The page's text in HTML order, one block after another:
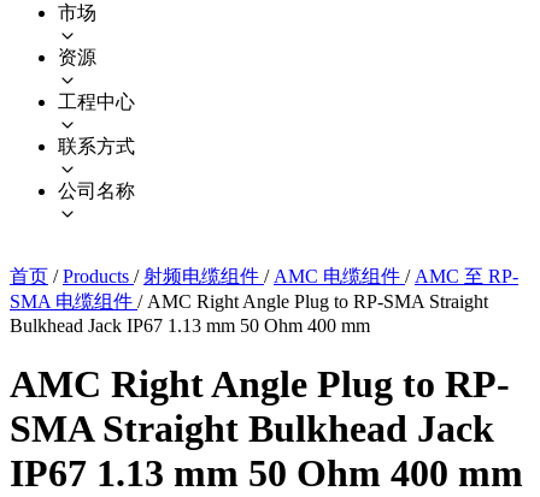
市场
资源
工程中心
联系方式
公司名称
首页 / Products / 射频电缆组件 / AMC 电缆组件 / AMC 至 RP-
SMA 电缆组件 / AMC Right Angle Plug to RP-SMA Straight
Bulkhead Jack IP67 1.13 mm 50 Ohm 400 mm
AMC Right Angle Plug to RP-
SMA Straight Bulkhead Jack
IP67 1.13 mm 50 Ohm 400 mm